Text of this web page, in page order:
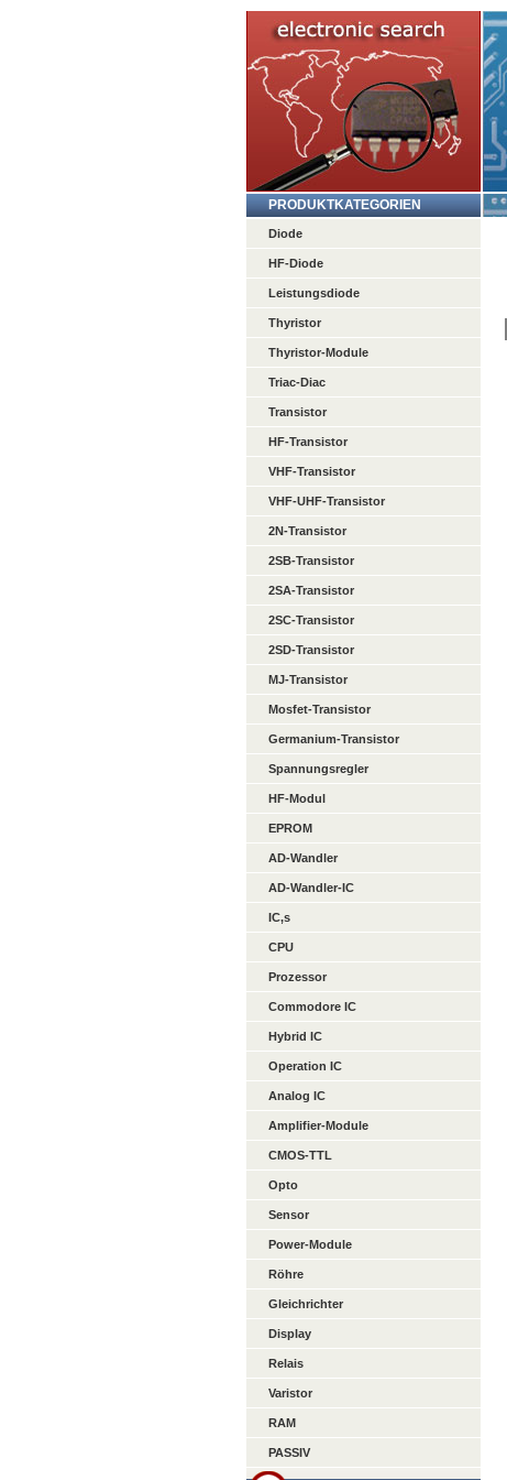
PRODUKTKATEGORIEN
Diode
HF-Diode
Leistungsdiode
Thyristor
Thyristor-Module
Triac-Diac
Transistor
HF-Transistor
VHF-Transistor
VHF-UHF-Transistor
2N-Transistor
2SB-Transistor
2SA-Transistor
2SC-Transistor
2SD-Transistor
MJ-Transistor
Mosfet-Transistor
Germanium-Transistor
Spannungsregler
HF-Modul
EPROM
AD-Wandler
AD-Wandler-IC
IC,s
CPU
Prozessor
Commodore IC
Hybrid IC
Operation IC
Analog IC
Amplifier-Module
CMOS-TTL
Opto
Sensor
Power-Module
Röhre
Gleichrichter
Display
Relais
Varistor
RAM
PASSIV